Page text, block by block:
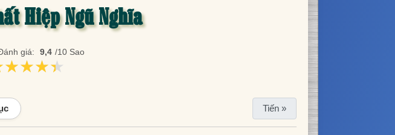
Hiệp Ngũ Nghĩa
giá: 9,4 /10 Sao
Tiến »